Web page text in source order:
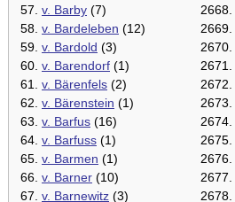
57. v. Barby (7)
58. v. Bardeleben (12)
59. v. Bardold (3)
60. v. Barendorf (1)
61. v. Bärenfels (2)
62. v. Bärenstein (1)
63. v. Barfus (16)
64. v. Barfuss (1)
65. v. Barmen (1)
66. v. Barner (10)
67. v. Barnewitz (3)
2668.
2669.
2670.
2671.
2672.
2673.
2674.
2675.
2676.
2677.
2678.